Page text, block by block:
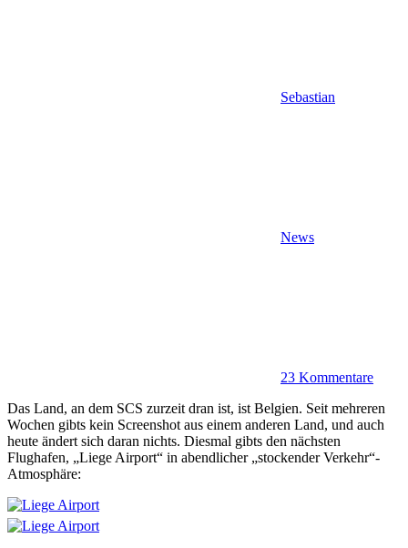
Sebastian
News
23 Kommentare
Das Land, an dem SCS zurzeit dran ist, ist Belgien. Seit mehreren
Wochen gibts kein Screenshot aus einem anderen Land, und auch
heute ändert sich daran nichts. Diesmal gibts den nächsten
Flughafen, „Liege Airport“ in abendlicher „stockender Verkehr“-
Atmosphäre: